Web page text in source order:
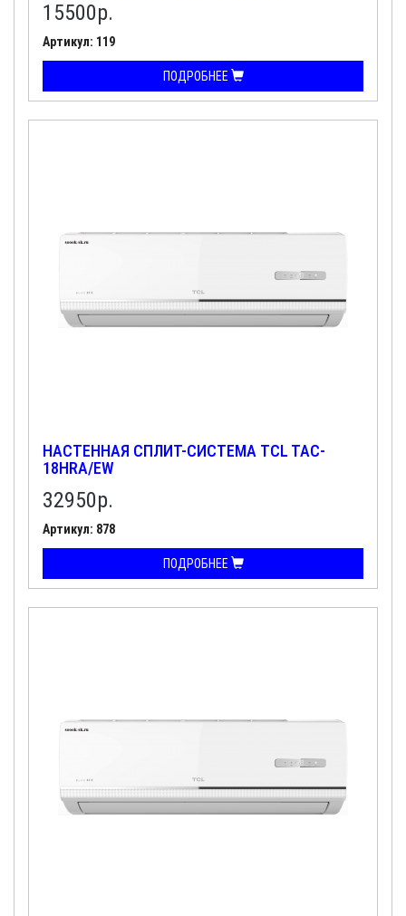
15500р.
Артикул: 119
ПОДРОБНЕЕ
НАСТЕННАЯ СПЛИТ-СИСТЕМА TCL TAC-
18HRA/EW
32950р.
Артикул: 878
ПОДРОБНЕЕ